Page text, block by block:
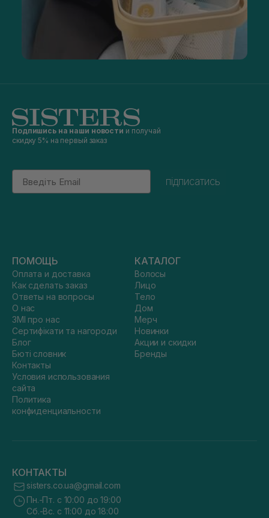
Подпишись на наши новости и получай
скидку 5% на первый заказ
Email
підписатись
ПОМОЩЬ
Оплата и доставка
Как сделать заказ
Ответы на вопросы
О нас
ЗМІ про нас
Сертифікати та нагороди
Блог
Бюті словник
Контакты
Условия использования
сайта
Политика
конфиденциальности
КАТАЛОГ
Волосы
Лицо
Тело
Дом
Мерч
Новинки
Акции и скидки
Бренды
КОНТАКТЫ
sisters.co.ua@gmail.com
Пн.-Пт. с 10:00 до 19:00
Сб.-Вс. с 11:00 до 18:00